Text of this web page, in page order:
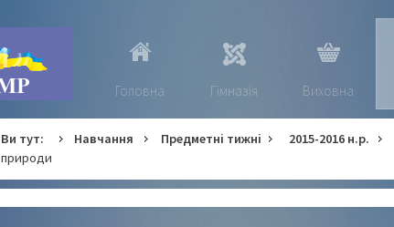
Головна Гімназія Виховна
Ви тут: Навчання Предметні тижні 2015-2016 н.р.
природи